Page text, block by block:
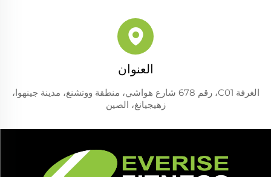
العنوان
الغرفة C01، رقم 678 شارع هواشي، منطقة ووتشنغ، مدينة جينهوا،
زهيجيانغ، الصين